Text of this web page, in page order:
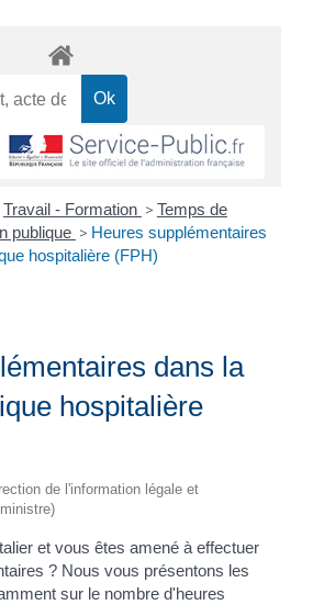
Travail - Formation > Temps de
publique > Heures supplémentaires
hospitalière (FPH)
dans la
hospitalière
de l'information légale et
et vous êtes amené à effectuer
? Nous vous présentons les
sur le nombre d'heures